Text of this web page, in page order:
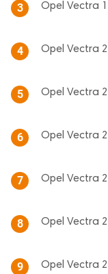
3 Opel Vectra
4 Opel Vectra
5 Opel Vectra
6 Opel Vectra
7 Opel Vectra
8 Opel Vectra
9 Opel Vectra